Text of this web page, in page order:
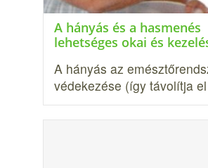
A hányás és a hasmenés
lehetséges okai és
A hányás az
védekezése (így távolítja